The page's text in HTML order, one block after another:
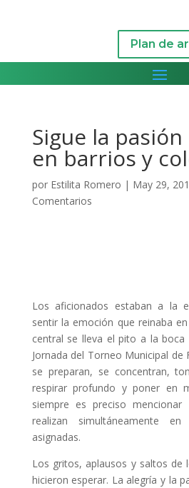
Plan de
Sigue la
en barrios y
por Estilita Romero | May 29,
Comentarios
Los aficionados estaban a la
sentir la emoción que reinaba
central se lleva el pito a la
Jornada del Torneo Municipal de
se preparan, se concentran,
respirar profundo y poner en
siempre es preciso
realizan simultáneamente en
asignadas.
Los gritos, aplausos y saltos de
hicieron esperar. La alegría y la